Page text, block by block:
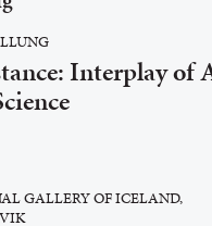
Interplay of
GALLERY OF ICELAND,